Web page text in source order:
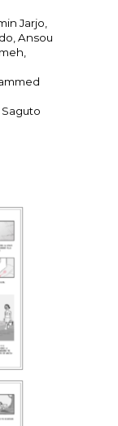
Jarjo,
Ansou